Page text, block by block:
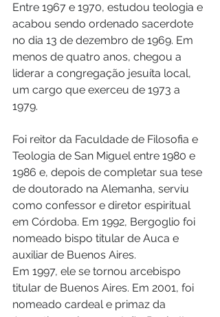
Entre 1967 e 1970, estudou teologia e
acabou sendo ordenado sacerdote
no dia 13 de dezembro de 1969. Em
menos de quatro anos, chegou a
liderar a congregação jesuíta local,
um cargo que exerceu de 1973 a
1979.
Foi reitor da Faculdade de Filosofia e
Teologia de San Miguel entre 1980 e
1986 e, depois de completar sua tese
de doutorado na Alemanha, serviu
como confessor e diretor espiritual
em Córdoba. Em 1992, Bergoglio foi
nomeado bispo titular de Auca e
auxiliar de Buenos Aires.
Em 1997, ele se tornou arcebispo
titular de Buenos Aires. Em 2001, foi
nomeado cardeal e primaz da